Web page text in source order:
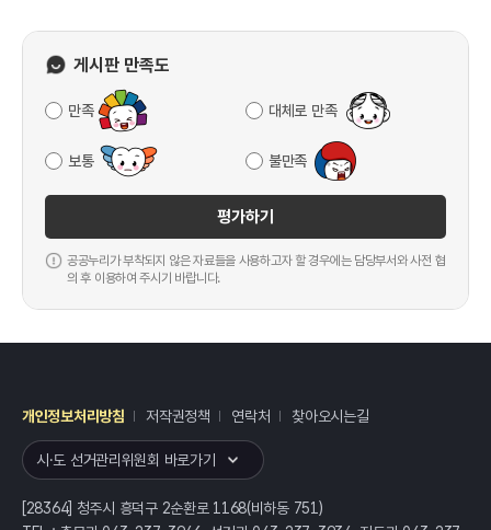
게시판 만족도
만족 대체로 만족
보통 불만족
평가하기
공공누리가 부착되지 않은 자료들을 사용하고자 할 경우에는 담당부서와 사전 협
의 후 이용하여 주시기 바랍니다.
개인정보처리방침 저작권정책 연락처 찾아오시는길
시·도 선거관리위원회 바로가기
[28364] 청주시 흥덕구 2순환로 1168(비하동 751)